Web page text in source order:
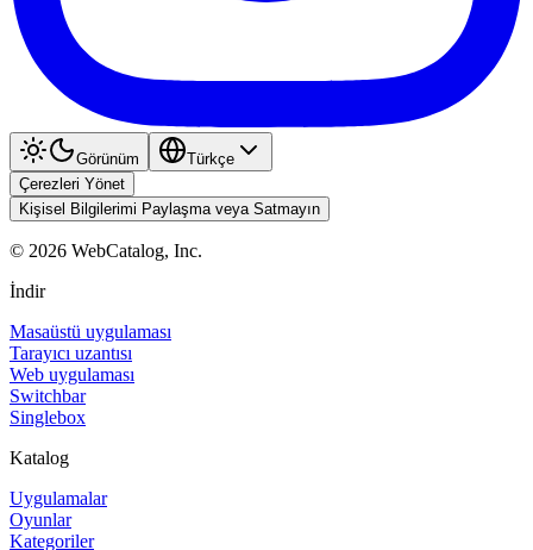
Görünüm
Türkçe
Çerezleri Yönet
Kişisel Bilgilerimi Paylaşma veya Satmayın
© 2026 WebCatalog, Inc.
İndir
Masaüstü uygulaması
Tarayıcı uzantısı
Web uygulaması
Switchbar
Singlebox
Katalog
Uygulamalar
Oyunlar
Kategoriler